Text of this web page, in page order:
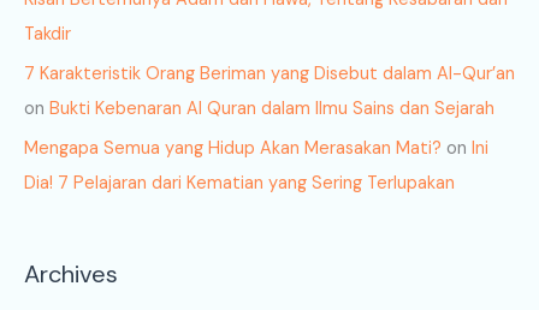
Takdir
7 Karakteristik Orang Beriman yang Disebut dalam Al-Qur’an
on Bukti Kebenaran Al Quran dalam Ilmu Sains dan Sejarah
Mengapa Semua yang Hidup Akan Merasakan Mati? on Ini
Dia! 7 Pelajaran dari Kematian yang Sering Terlupakan
Archives